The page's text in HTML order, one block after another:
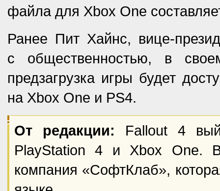
файла для Xbox One
Ранее Пит Хайнс, вице-
с общественностью, в
предзагрузка игры будет
на Xbox One и PS4.
От редакции: Fallout 4
PlayStation 4 и Xbox One.
компания «СофтКлаб»,